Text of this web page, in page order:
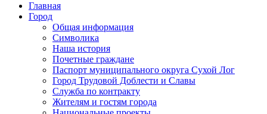
Главная
Город
Общая информация
Символика
Наша история
Почетные граждане
Паспорт муниципального округа Сухой Лог
Город Трудовой Доблести и Славы
Служба по контракту
Жителям и гостям города